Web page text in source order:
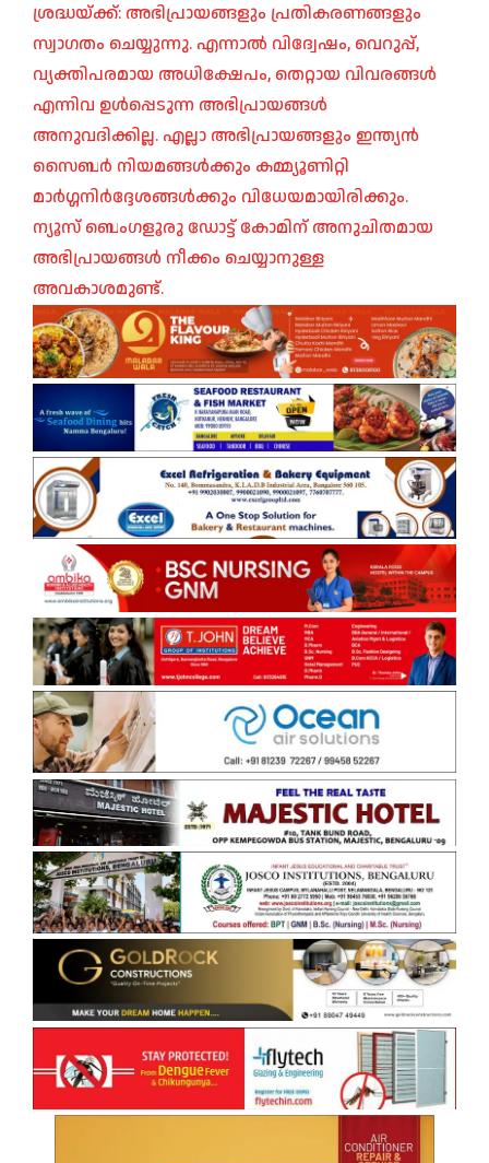
ശ്രദ്ധയ്ക്ക്: അഭിപ്രായങ്ങളും പ്രതികരണങ്ങളും
സ്വാഗതം ചെയ്യുന്നു. എന്നാൽ വിദ്വേഷം, വെറുപ്പ്,
വ്യക്തിപരമായ അധിക്ഷേപം, തെറ്റായ വിവരങ്ങൾ
എന്നിവ ഉൾപ്പെടുന്ന അഭിപ്രായങ്ങൾ
അനുവദിക്കില്ല. എല്ലാ അഭിപ്രായങ്ങളും ഇന്ത്യൻ
സൈബർ നിയമങ്ങൾക്കും കമ്മ്യൂണിറ്റി
മാർഗ്ഗനിർദ്ദേശങ്ങൾക്കും വിധേയമായിരിക്കും.
ന്യൂസ് ബെംഗളൂരു ഡോട്ട് കോമിന് അനുചിതമായ
അഭിപ്രായങ്ങൾ നീക്കം ചെയ്യാനുള്ള
അവകാശമുണ്ട്.